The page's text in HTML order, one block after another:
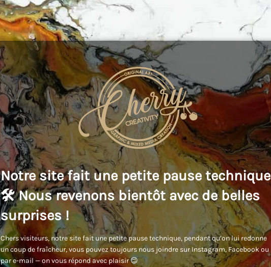
Notre site fait une petite pause technique
🛠️ Nous revenons bientôt avec de belles
surprises !
Chers visiteurs, notre site fait une petite pause technique, pendant qu’on lui redonne
un coup de fraîcheur, vous pouvez toujours nous joindre sur Instagram, Facebook ou
par e-mail — on vous répond avec plaisir 😉